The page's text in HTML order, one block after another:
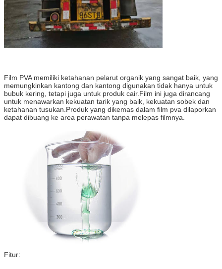
Film PVA memiliki ketahanan pelarut organik yang sangat baik, yang
memungkinkan kantong dan kantong digunakan tidak hanya untuk
bubuk kering, tetapi juga untuk produk cair.Film ini juga dirancang
untuk menawarkan kekuatan tarik yang baik, kekuatan sobek dan
ketahanan tusukan.Produk yang dikemas dalam film pva dilaporkan
dapat dibuang ke area perawatan tanpa melepas filmnya.
Fitur: